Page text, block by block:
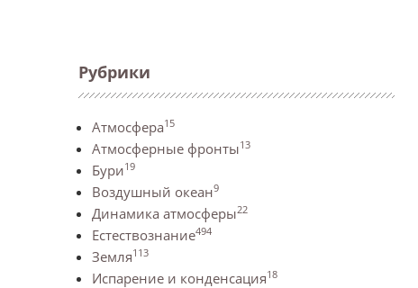
Рубрики
Атмосфера15
Атмосферные фронты13
Бури19
Воздушный океан9
Динамика атмосферы22
Естествознание494
Земля113
Испарение и конденсация18